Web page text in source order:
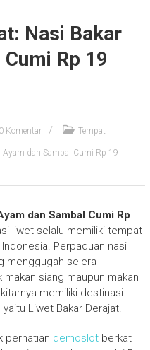
Nasi Bakar
Rp 19
0 Komentar Tempat
Ayam dan Sambal Cumi Rp 19
dan Sambal Cumi Rp
liwet selalu memiliki tempat
Perpaduan nasi
menggugah selera
siang maupun makan
memiliki destinasi
Liwet Bakar Derajat.
perhatian demoslotberkat